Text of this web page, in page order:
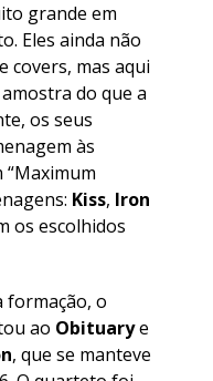
grande em
Eles ainda não
covers, mas aqui
do que a
os seus
às
“Maximum
Kiss, Iron
os escolhidos
formação, o
ao Obituarye
, que se manteve